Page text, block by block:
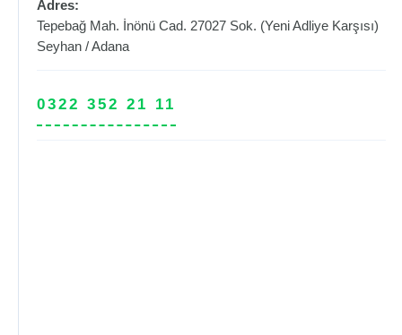
Adres:
Tepebağ Mah. İnönü Cad. 27027 Sok. (Yeni Adliye Karşısı)
Seyhan /Adana
0322 352 21 11